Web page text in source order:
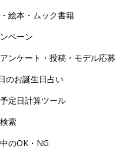
絵本・ムック書籍
ペーン
ンケート・投稿・モデル応募
のお誕生日占い
定日計算ツール
索
のOK・NG